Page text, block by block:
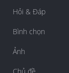
Hỏi & Đáp
Bình chọn
Ảnh